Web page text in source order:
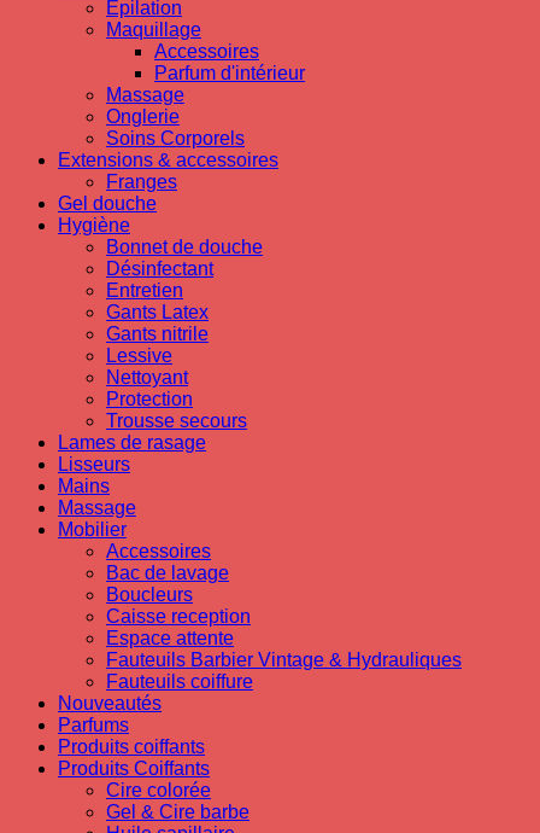
Epilation
Maquillage
Accessoires
Parfum d'intérieur
Massage
Onglerie
Soins Corporels
Extensions & accessoires
Franges
Gel douche
Hygiène
Bonnet de douche
Désinfectant
Entretien
Gants Latex
Gants nitrile
Lessive
Nettoyant
Protection
Trousse secours
Lames de rasage
Lisseurs
Mains
Massage
Mobilier
Accessoires
Bac de lavage
Boucleurs
Caisse reception
Espace attente
Fauteuils Barbier Vintage & Hydrauliques
Fauteuils coiffure
Nouveautés
Parfums
Produits coiffants
Produits Coiffants
Cire colorée
Gel & Cire barbe